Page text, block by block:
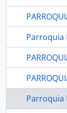
Parroquia
Parroquia